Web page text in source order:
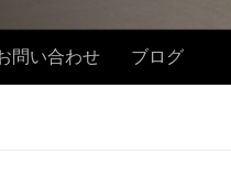
問い合わせ ブログ